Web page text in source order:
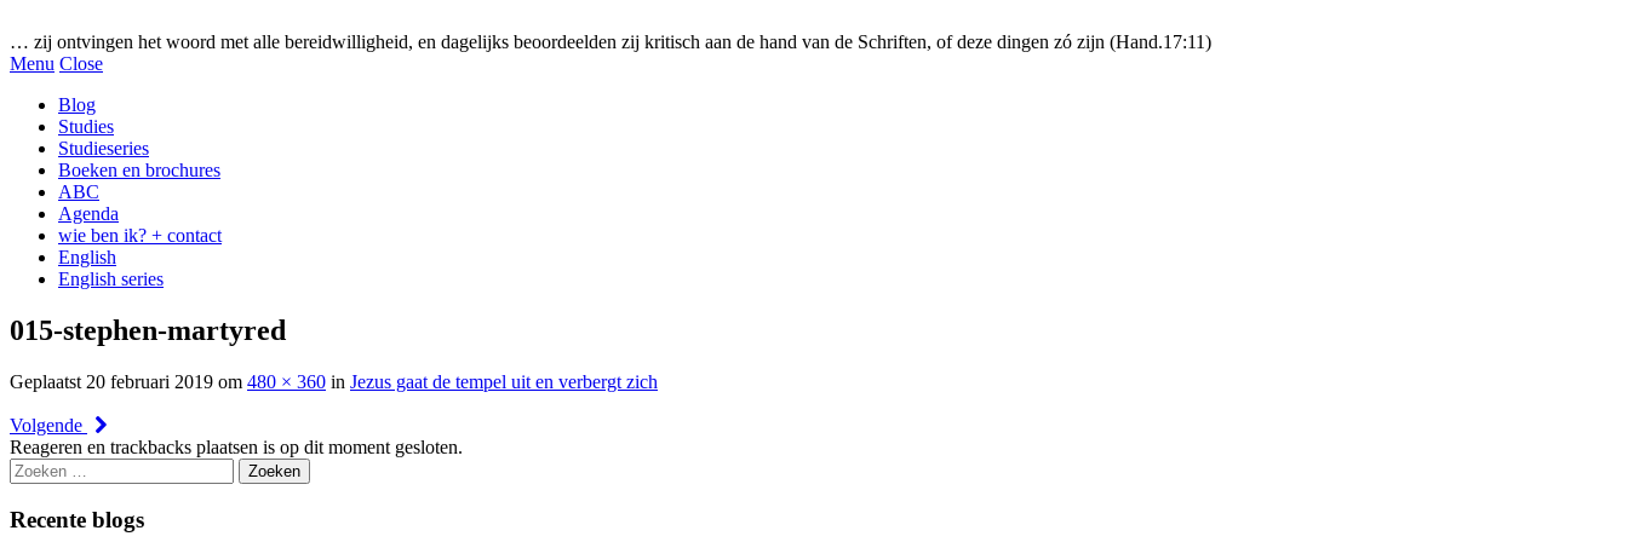
… zij ontvingen het woord met alle bereidwilligheid, en dagelijks beoordeelden zij kritisch aan de hand van de Schriften, of deze dingen zó zijn (Hand.17:11)
Menu Close
Blog
Studies
Studieseries
Boeken en brochures
ABC
Agenda
wie ben ik? + contact
English
English series
015-stephen-martyred
Geplaatst 20 februari 2019 om 480 × 360 in Jezus gaat de tempel uit en verbergt zich
Volgende
Reageren en trackbacks plaatsen is op dit moment gesloten.
Zoeken
naar:
Recente blogs